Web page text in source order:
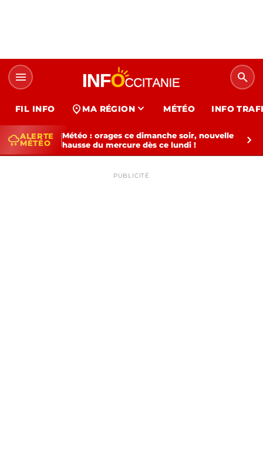
menu search
FIL INFO location_on MA RÉGION expand_more MÉTÉO INFO
thunderstormALERTE
MÉTÉO
Météo : orages ce dimanche soir, nouvelle
hausse du mercure dès ce lundi !
chevron_right
PUBLICITÉ